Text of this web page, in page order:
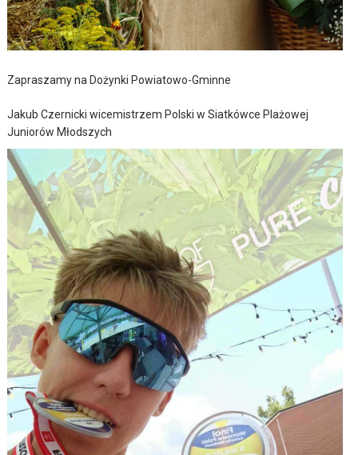
Zapraszamy na Dożynki Powiatowo-Gminne
Jakub Czernicki wicemistrzem Polski w Siatkówce Plażowej
Juniorów Młodszych